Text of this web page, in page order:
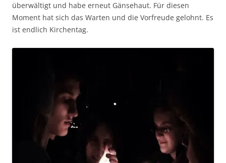
überwältigt und habe erneut Gänsehaut. Für diesen
Moment hat sich das Warten und die Vorfreude gelohnt. Es
ist endlich Kirchentag.